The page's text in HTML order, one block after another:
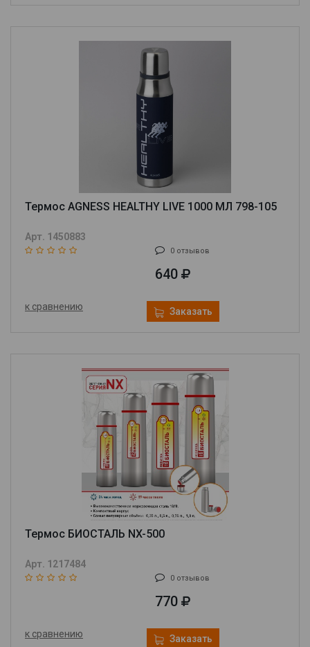
Термос AGNESS HEALTHY LIVE 1000 МЛ 798-105
Арт. 1450883
0 отзывов
640
к сравнению Заказать
Термос БИОСТАЛЬ NX-500
Арт. 1217484
0 отзывов
770
к сравнению Заказать